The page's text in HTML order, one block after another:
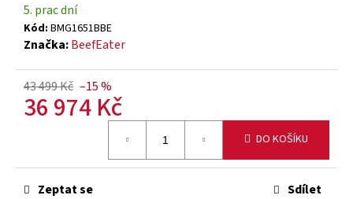
5. prac dní
Kód: BMG1651BBE
Značka:BeefEater
43 499 Kč –15 %
36 974 Kč
DO KOŠÍKU
Zeptat se Sdílet
o
p
o
r
u
m